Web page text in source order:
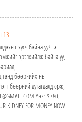
13
хүсч байна уу? Та
эрэлхийлж байна уу,
танд бөөрнийх нь
бөөрний дутагдалд орж,
Yнэ: $780,
KIDNEY FOR MONEY NOW